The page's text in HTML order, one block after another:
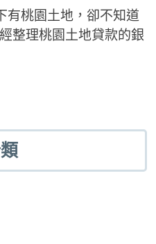
有桃園土地，卻不知道
整理桃園土地貸款的銀